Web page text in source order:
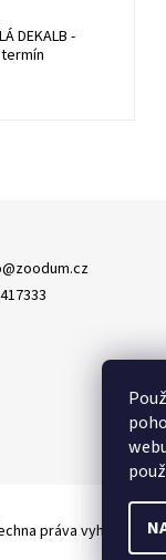
DEKALB -
@zoodum.cz
práva vyhrazena